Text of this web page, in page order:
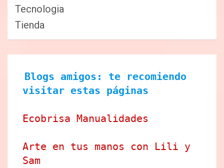
Tecnologia
Tienda
Blogs amigos: te recomiendo
visitar estas páginas
Ecobrisa Manualidades
Arte en tus manos con Lili y
Sam